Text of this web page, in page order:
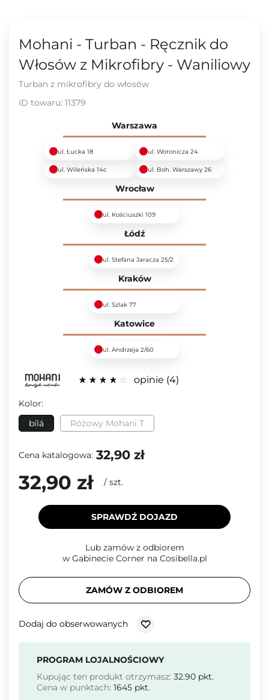
Mohani - Turban - Ręcznik do
Włosów z Mikrofibry - Waniliowy
Turban z mikrofibry do włosów
ID towaru: 11379
Warszawa
ul. Łucka 18 ul. Woronicza 24
ul. Wileńska 14c ul. Boh. Warszawy 26
Wrocław
ul. Kościuszki 109
Łódź
ul. Stefana Jaracza 25/2
Kraków
ul. Szlak 77
Katowice
ul. Andrzeja 2/60
opinie 4
Kolor:
bílá
Różowy Mohani T
Cena katalogowa: 32,90 zł
32,90 zł / szt.
SPRAWDŹ DOJAZD
Lub zamów z odbiorem
w Gabinecie Corner na Cosibella.pl
ZAMÓW Z ODBIOREM
Dodaj do obserwowanych
PROGRAM LOJALNOŚCIOWY
Kupując ten produkt otrzymasz: 32.90 pkt.
Cena w punktach: 1645 pkt.